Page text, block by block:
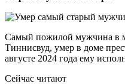
Самый пожилой мужчина в
Тиннисвуд, умер в доме
августе 2024 года ему
Сейчас читают